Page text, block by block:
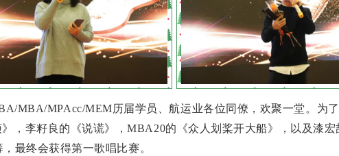
MBA/MPAcc/MEM历届学员、航运业各位同僚，欢聚一堂。为
，李籽良的《说谎》，MBA20的《众人划桨开大船》，以及漆
最终会获得第一歌唱比赛。